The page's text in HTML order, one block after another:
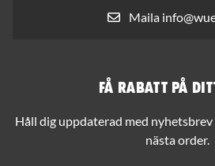
Maila
Få rabatt på
Håll dig uppdaterad med
nästa order.